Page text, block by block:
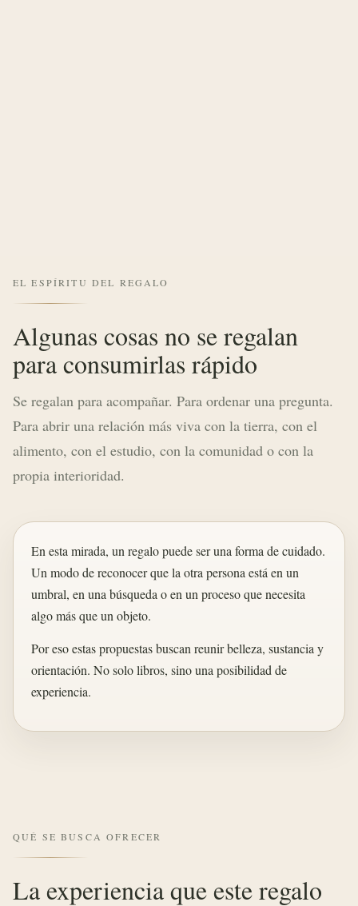
EL ESPÍRITU DEL REGALO
Algunas cosas no se regalan
para consumirlas rápido
Se regalan para acompañar. Para ordenar una pregunta.
Para abrir una relación más viva con la tierra, con el
alimento, con el estudio, con la comunidad o con la
propia interioridad.
En esta mirada, un regalo puede ser una forma de cuidado.
Un modo de reconocer que la otra persona está en un
umbral, en una búsqueda o en un proceso que necesita
algo más que un objeto.
Por eso estas propuestas buscan reunir belleza, sustancia y
orientación. No solo libros, sino una posibilidad de
experiencia.
QUÉ SE BUSCA OFRECER
La experiencia que este regalo